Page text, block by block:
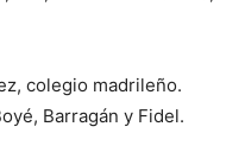
colegio madrileño.
Barragán y Fidel.